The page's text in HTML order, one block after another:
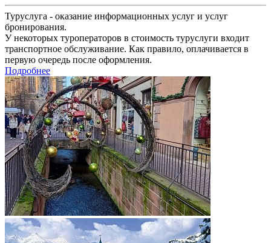
Туруслуга - оказание информационных услуг и услуг
бронирования.
У некоторых туроператоров в стоимость туруслуги входит
транспортное обслуживание. Как правило, оплачивается в
первую очередь после оформления.
Подробнее